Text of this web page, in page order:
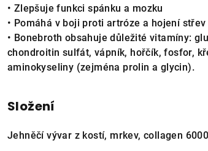
• Zlepšuje funkci spánku a mozku
• Pomáhá v boji proti artróze a hojení
• Bonebroth obsahuje důležité vitamíny:
chondroitin sulfát, vápník, hořčík, fosfor,
aminokyseliny (zejména prolin a glycin).
Složení
Jehněčí vývar z kostí, mrkev, collagen